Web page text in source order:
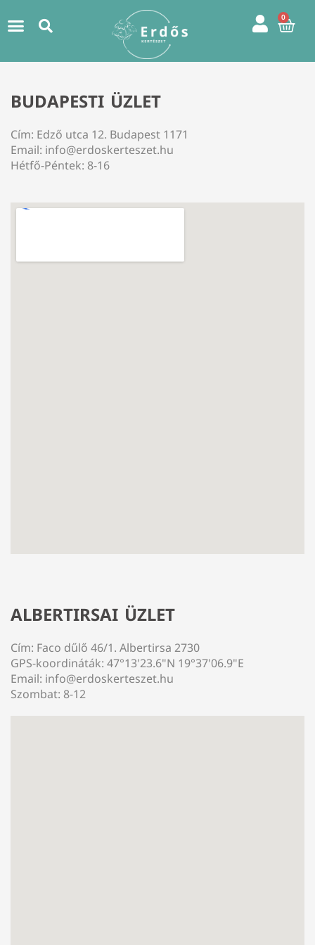
0
BUDAPESTI ÜZLET
Cím: Edző utca 12. Budapest 1171
Email: info@erdoskerteszet.hu
Hétfő-Péntek: 8-16
ALBERTIRSAI ÜZLET
Cím: Faco dűlő 46/1. Albertirsa 2730
GPS-koordináták: 47°13'23.6"N 19°37'06.9"E
Email: info@erdoskerteszet.hu
Szombat: 8-12